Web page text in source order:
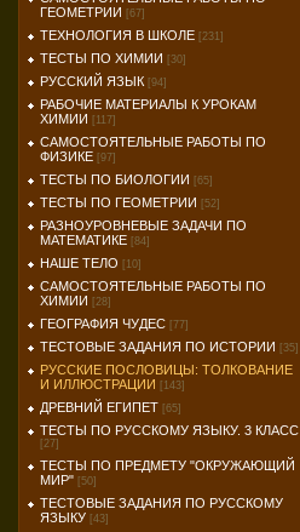
ГЕОМЕТРИИ [67]
ТЕХНОЛОГИЯ В ШКОЛЕ [231]
ТЕСТЫ ПО ХИМИИ [30]
РУССКИЙ ЯЗЫК [94]
РАБОЧИЕ МАТЕРИАЛЫ К УРОКАМ
ХИМИИ [117]
САМОСТОЯТЕЛЬНЫЕ РАБОТЫ ПО
ФИЗИКЕ [97]
ТЕСТЫ ПО БИОЛОГИИ [65]
ТЕСТЫ ПО ГЕОМЕТРИИ [52]
РАЗНОУРОВНЕВЫЕ ЗАДАЧИ ПО
МАТЕМАТИКЕ [84]
НАШЕ ТЕЛО [10]
САМОСТОЯТЕЛЬНЫЕ РАБОТЫ ПО
ХИМИИ [28]
ГЕОГРАФИЯ ЧУДЕС [77]
ТЕСТОВЫЕ ЗАДАНИЯ ПО ИСТОРИИ [35]
РУССКИЕ ПОСЛОВИЦЫ: ТОЛКОВАНИЕ
И ИЛЛЮСТРАЦИИ [143]
ДРЕВНИЙ ЕГИПЕТ [65]
ТЕСТЫ ПО РУССКОМУ ЯЗЫКУ. 3 КЛАСС
[27]
ТЕСТЫ ПО ПРЕДМЕТУ "ОКРУЖАЮЩИЙ
МИР" [50]
ТЕСТОВЫЕ ЗАДАНИЯ ПО РУССКОМУ
ЯЗЫКУ [43]